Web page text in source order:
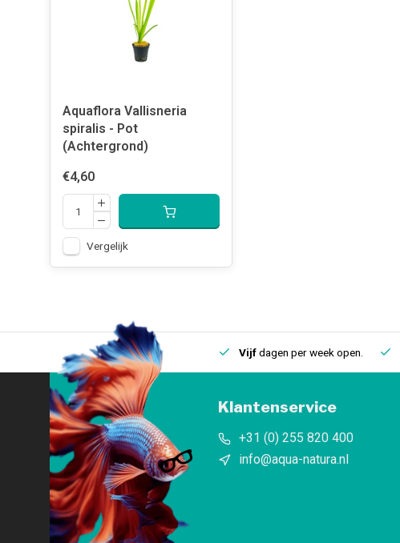
Aquaflora Vallisneria
spiralis - Pot
(Achtergrond)
€4,60
Vergelijk
Eenfysieke winkelin IJmuiden Vijfdagen per week open.
Klantenservice
+31 (0) 255 820 400
info@aqua-natura.nl